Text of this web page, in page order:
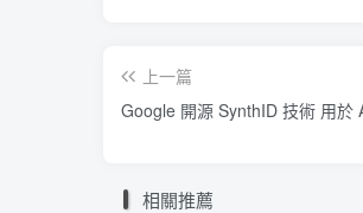
上一篇
Google 開源 SynthID 技術 用於
相關推薦